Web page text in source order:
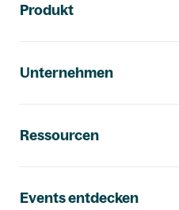
Produkt
Unternehmen
Ressourcen
Events entdecken